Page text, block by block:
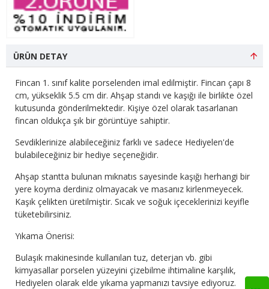
ÜRÜN DETAY
Fincan 1. sınıf kalite porselenden imal edilmiştir. Fincan çapı 8
cm, yükseklik 5.5 cm dir. Ahşap standı ve kaşığı ile birlikte özel
kutusunda gönderilmektedir. Kişiye özel olarak tasarlanan
fincan oldukça şık bir görüntüye sahiptir.
Sevdiklerinize alabileceğiniz farklı ve sadece Hediyelen'de
bulabileceğiniz bir hediye seçeneğidir.
Ahşap stantta bulunan mıknatıs sayesinde kaşığı herhangi bir
yere koyma derdiniz olmayacak ve masanız kirlenmeyecek.
Kaşık çelikten üretilmiştir. Sıcak ve soğuk içeceklerinizi keyifle
tüketebilirsiniz.
Yıkama Önerisi:
Bulaşık makinesinde kullanılan tuz, deterjan vb. gibi
kimyasallar porselen yüzeyini çizebilme ihtimaline karşılık,
Hediyelen olarak elde yıkama yapmanızı tavsiye ediyoruz.